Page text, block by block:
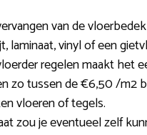
van de
laminaat, vinyl of een
regelen maakt het
zo tussen de €6,50 /
vloeren of tegels.
zou je eventueel zelf